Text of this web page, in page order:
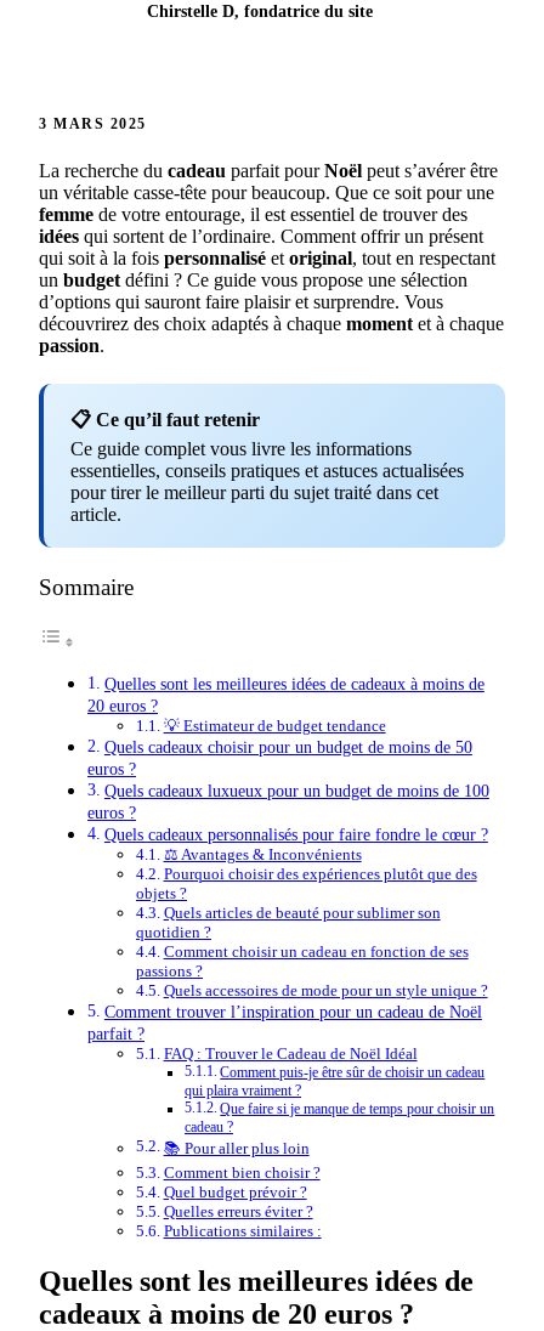
Chirstelle D, fondatrice du site
3 MARS 2025
La recherche du cadeau parfait pourNoël peut s’avérer être
un véritable casse-tête pour beaucoup. Que ce soit pour une
femme de votre entourage, il est essentiel de trouver des
idées qui sortent de l’ordinaire. Comment offrir un présent
qui soit à la fois personnalisé et original, tout en respectant
un budget défini ? Ce guide vous propose une sélection
d’options qui sauront faire plaisir et surprendre. Vous
découvrirez des choix adaptés à chaque moment et à chaque
passion.
📋 Ce qu’il faut retenir
Ce guide complet vous livre les informations
essentielles, conseils pratiques et astuces actualisées
pour tirer le meilleur parti du sujet traité dans cet
article.
Sommaire
Quelles sont les meilleures idées de cadeaux à moins de
20 euros ?
💡 Estimateur de budget tendance
Quels cadeaux choisir pour un budget de moins de 50
euros ?
Quels cadeaux luxueux pour un budget de moins de 100
euros ?
Quels cadeaux personnalisés pour faire fondre le cœur ?
⚖️ Avantages & Inconvénients
Pourquoi choisir des expériences plutôt que des
objets ?
Quels articles de beauté pour sublimer son
quotidien ?
Comment choisir un cadeau en fonction de ses
passions ?
Quels accessoires de mode pour un style unique ?
Comment trouver l’inspiration pour un cadeau de Noël
parfait ?
FAQ : Trouver le Cadeau de Noël Idéal
Comment puis-je être sûr de choisir un cadeau
qui plaira vraiment ?
Que faire si je manque de temps pour choisir un
cadeau ?
📚 Pour aller plus loin
Comment bien choisir ?
Quel budget prévoir ?
Quelles erreurs éviter ?
Publications similaires :
Quelles sont les meilleures idées de
cadeaux à moins de 20 euros ?